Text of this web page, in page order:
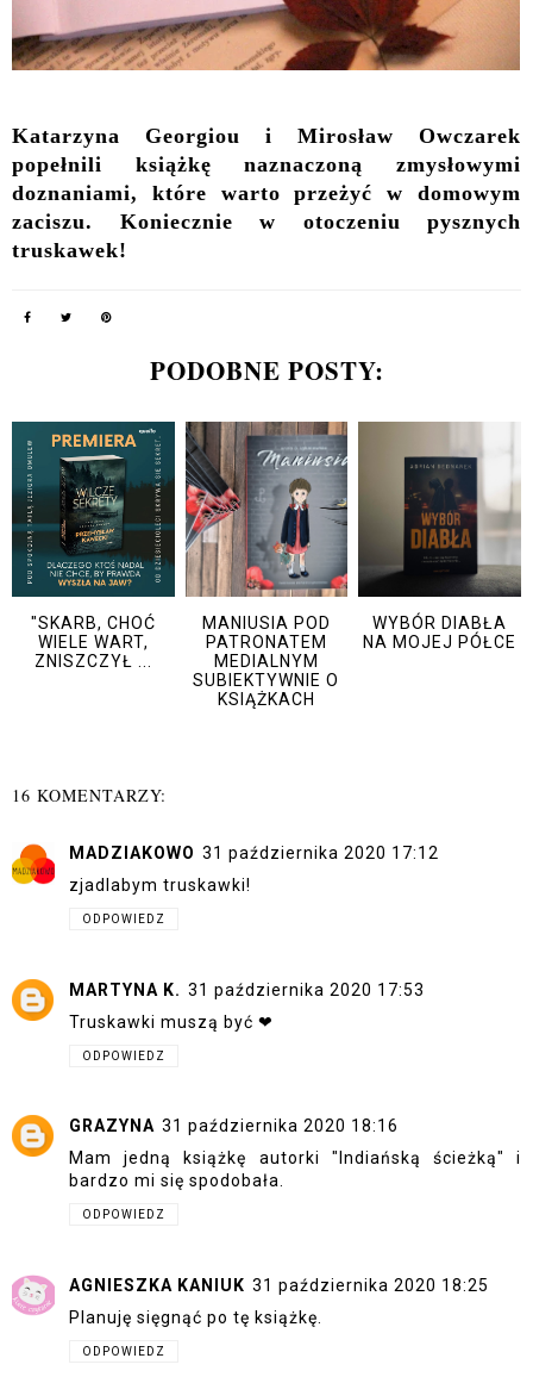
Katarzyna Georgiou i Mirosław Owczarek
popełnili książkę naznaczoną zmysłowymi
doznaniami, które warto przeżyć w domowym
zaciszu. Koniecznie w otoczeniu pysznych
truskawek!
PODOBNE POSTY:
"SKARB, CHOĆ
WIELE WART,
ZNISZCZYŁ ...
MANIUSIA POD
PATRONATEM
MEDIALNYM
SUBIEKTYWNIE O
KSIĄŻKACH
WYBÓR DIABŁA
NA MOJEJ PÓŁCE
16 KOMENTARZY:
MADZIAKOWO 31 października 2020 17:12
zjadlabym truskawki!
ODPOWIEDZ
MARTYNA K. 31 października 2020 17:53
Truskawki muszą być ❤
ODPOWIEDZ
GRAZYNA 31 października 2020 18:16
Mam jedną książkę autorki "Indiańską ścieżką" i
bardzo mi się spodobała.
ODPOWIEDZ
AGNIESZKA KANIUK 31 października 2020 18:25
Planuję sięgnąć po tę książkę.
ODPOWIEDZ